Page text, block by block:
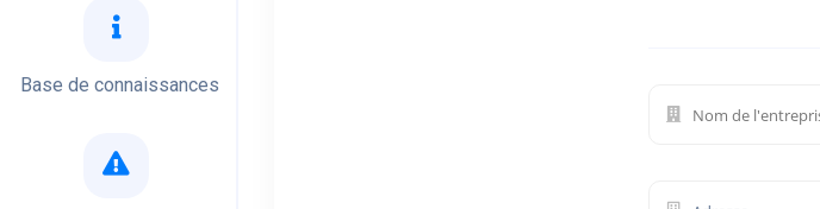
Base de connaissances